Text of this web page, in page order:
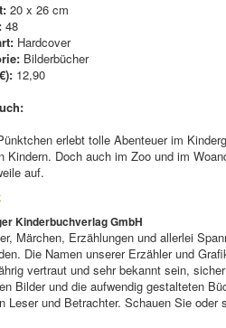
20 x 26 cm
48
Hardcover
Bilderbücher
12,90
erlebt tolle Abenteuer im
Kindern. Doch auch im Zoo und im
auf.
Kinderbuchverlag GmbH
Märchen, Erzählungen und allerlei
Die Namen unserer Erzähler und
vertraut und sehr bekannt sein,
Bilder und die aufwendig gestalteten
Leser und Betrachter. Schauen Sie